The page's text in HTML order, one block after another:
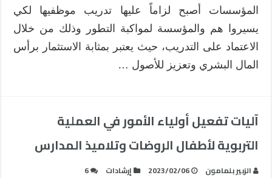
المؤسسات أصبح لزاماً عليها تدريب موظفيها لكي
يسيروا هم والمؤسسة لمواكبة التطور وذلك من خلال
الاعتماد على التدريب، حيث يعتبر بمثابة الاستثمار برأس
المال البشري وتعزيز للأصول …
آليات تفعيل أولياء الأمور في العملية
التربوية لأطفال الروضات وتلاميذ المدارس
الزبير بلمامون 2023/02/06 إرشادات 6